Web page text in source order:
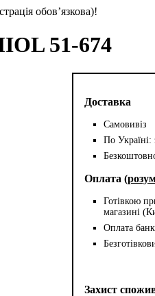
обов’язкова)!
51-674
Доставка
Самовивіз
По
Оплата (
Готівкою
магазині
Оплата
Захист